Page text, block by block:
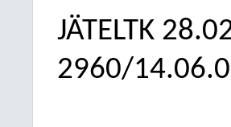
JÄTELTK
2960/